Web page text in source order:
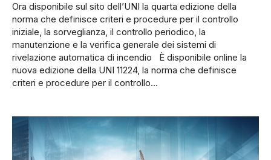
Ora disponibile sul sito dell’UNI la quarta edizione della
norma che definisce criteri e procedure per il controllo
iniziale, la sorveglianza, il controllo periodico, la
manutenzione e la verifica generale dei sistemi di
rivelazione automatica di incendio È disponibile online la
nuova edizione della UNI 11224, la norma che definisce
criteri e procedure per il controllo…